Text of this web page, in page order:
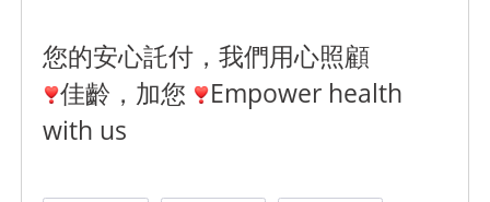
您的安心託付，我們用心照顧
佳齡，加您
Empower health
with us